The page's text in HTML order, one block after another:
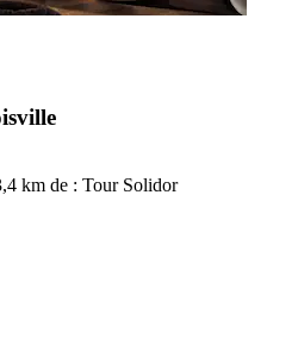
km de : Tour Solidor